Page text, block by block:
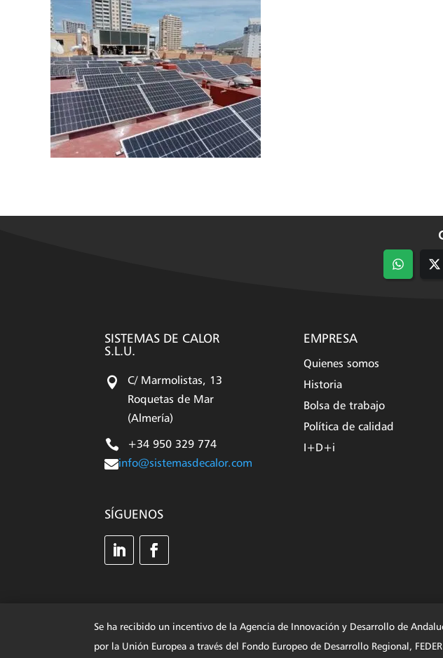
Compartir
en
SISTEMAS DE CALOR
S.L.U.

C/ Marmolistas, 13
Roquetas de Mar
(Almería)
 +34 950 329 774
info@sistemasdecalor.com
SÍGUENOS
EMPRESA
Quienes somos
Historia
Bolsa de trabajo
Política de calidad
I+D+i
Se ha recibido un incentivo de la Agencia de Innovación y Desarrollo de
por la Unión Europea a través del Fondo Europeo de Desarrollo Regional,